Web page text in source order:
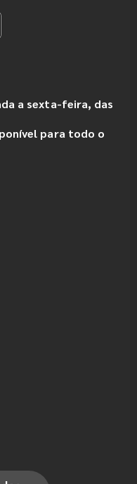
a sexta-feira, das
para todo o